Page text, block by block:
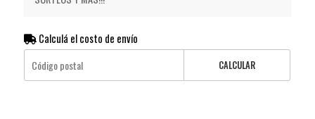
Calculá el costo de envío
CALCULAR